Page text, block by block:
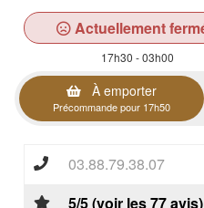
Actuellement
17h30 - 03h00
À emporter
Précommande pour 17h50
03.88.79.38.07
5/5 (voir les 77 avis)